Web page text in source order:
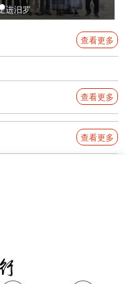
进汨罗
查看更多
查看更多
查看更多